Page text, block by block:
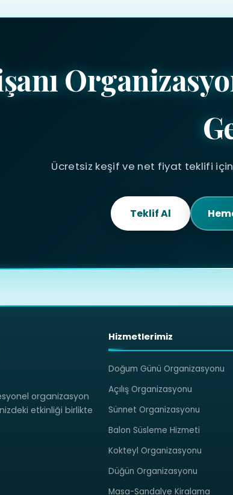
Ücretsiz keşif ve net fiyat teklifi
Teklif Al
organizasyon
etkinliği birlikte
Hizmetlerimiz
Doğum Günü Organizasyonu
Açılış Organizasyonu
Sünnet Organizasyonu
Balon Süsleme Hizmeti
Kokteyl Organizasyonu
Düğün Organizasyonu
Masa-Sandalye Kiralama